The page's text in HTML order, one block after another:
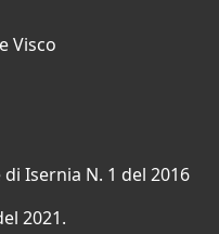
Visco
Isernia N. 1 del 2016
2021.